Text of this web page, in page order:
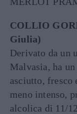
COLLIO
Giulia)
Derivato da un
Malvasia, ha
asciutto, fresco
meno intenso,
alcolica di 11/